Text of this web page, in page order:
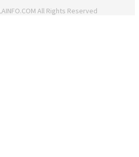
All Rights Reserved